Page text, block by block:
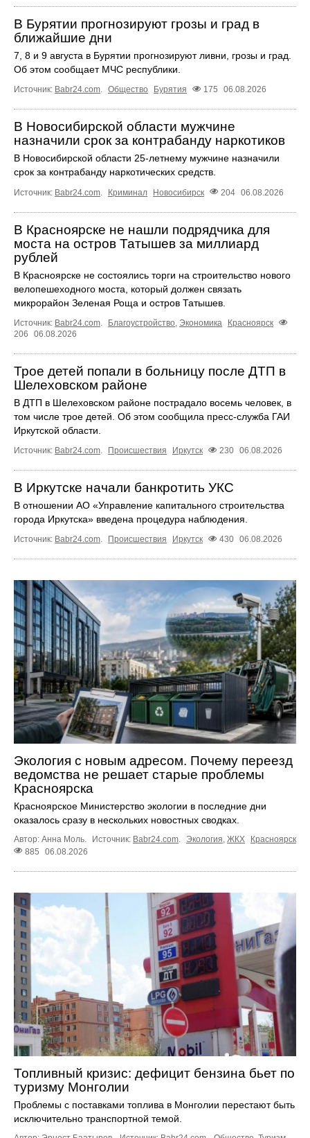
В Бурятии прогнозируют грозы и град в
ближайшие дни
7, 8 и 9 августа в Бурятии прогнозируют ливни, грозы и град.
Об этом сообщает МЧС республики.
Источник: Babr24.com. Общество Бурятия 175 06.08.2026
В Новосибирской области мужчине
назначили срок за контрабанду наркотиков
В Новосибирской области 25-летнему мужчине назначили
срок за контрабанду наркотических средств.
Источник: Babr24.com Криминал Новосибирск 204 06.08.2026
В Красноярске не нашли подрядчика для
моста на остров Татышев за миллиард
рублей
В Красноярске не состоялись торги на строительство нового
велопешеходного моста, который должен связать
микрорайон Зеленая Роща и остров Татышев.
Источник: Babr24.com Благоустройство Экономика
Красноярск
206
06.08.2026
Трое детей попали в больницу после ДТП в
Шелеховском районе
В ДТП в Шелеховском районе пострадало восемь человек, в
том числе трое детей. Об этом сообщила пресс‑служба ГАИ
Иркутской области.
Источник: Babr24.com Происшествия Иркутск 230 06.08.2026
В Иркутске начали банкротить УКС
В отношении АО «Управление капитального строительства
города Иркутска» введена процедура наблюдения.
Источник: Babr24.com. Происшествия Иркутск 430 06.08.2026
Экология с новым адресом. Почему переезд
ведомства не решает старые проблемы
Красноярска
Красноярское Министерство экологии в последние дни
оказалось сразу в нескольких новостных сводках.
Автор: Анна Моль. Источник: Babr24.com. Экология, ЖКХ
Красноярск
885
06.08.2026
Топливный кризис: дефицит бензина бьет по
туризму Монголии
Проблемы с поставками топлива в Монголии перестают быть
исключительно транспортной темой.